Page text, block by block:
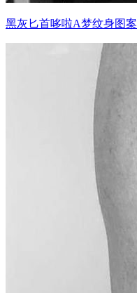
黑灰匕首哆啦A梦纹身图案